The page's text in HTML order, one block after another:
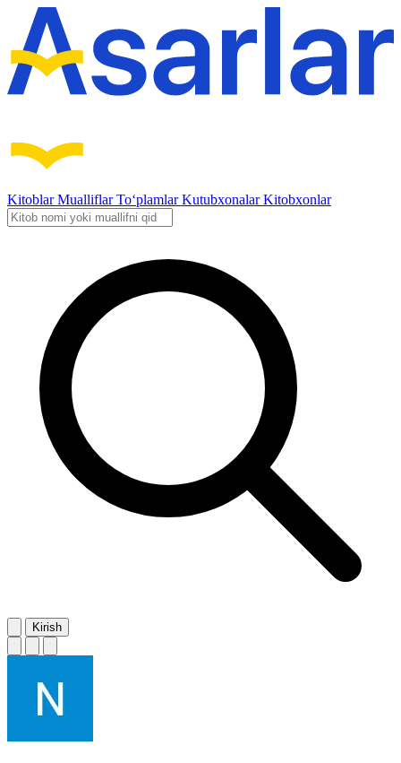
KitoblarMualliflarTo‘plamlarKutubxonalarKitobxonlar
Kirish